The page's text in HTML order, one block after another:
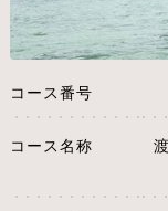
コース番号
コース名称